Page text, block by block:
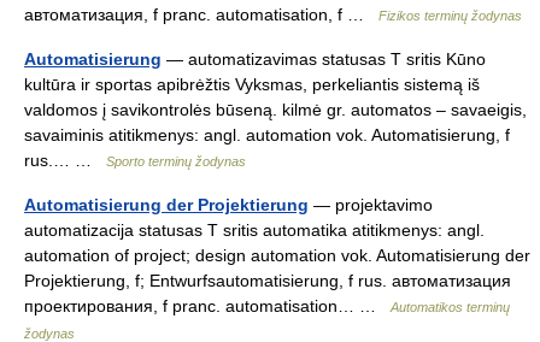
автоматизация, f pranc. automatisation, f …
Fizikos terminų žodynas
Automatisierung — automatizavimas statusas T sritis Kūno
kultūra ir sportas apibrėžtis Vyksmas, perkeliantis sistemą iš
valdomos į savikontrolės būseną. kilmė gr. automatos – savaeigis,
savaiminis atitikmenys: angl. automation vok. Automatisierung, f
rus.… …
Sporto terminų žodynas
Automatisierung der Projektierung — projektavimo
automatizacija statusas T sritis automatika atitikmenys: angl.
automation of project; design automation vok. Automatisierung der
Projektierung, f; Entwurfsautomatisierung, f rus. автоматизация
проектирования, f pranc. automatisation… …
Automatikos terminų
žodynas